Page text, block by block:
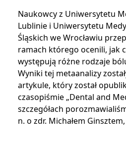
Naukowcy z Uniwersytetu
Lublinie i Uniwersytetu
Śląskich we Wrocławiu
ramach którego ocenili, jak
występują różne rodzaje
Wyniki tej metaanalizy
artykule, który został
czasopiśmie „Dental and
szczegółach
n. o zdr. Michałem